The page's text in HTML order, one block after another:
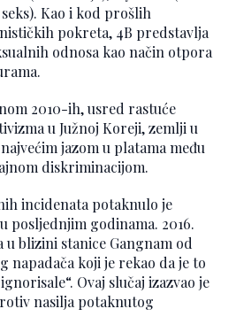
Kao i kod prošlih
pokreta, 4B predstavlja
odnosa kao način otpora
2010-ih, usred rastuće
u Južnoj Koreji, zemlji u
jazom u platama među
diskriminacijom.
incidenata potaknulo je
posljednjim godinama. 2016.
u blizini stanice Gangnam od
napadača koji je rekao da je to
Ovaj slučaj izazvao je
nasilja potaknutog